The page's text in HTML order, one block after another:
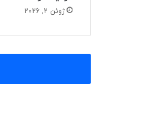
ژوئن 2, 2026